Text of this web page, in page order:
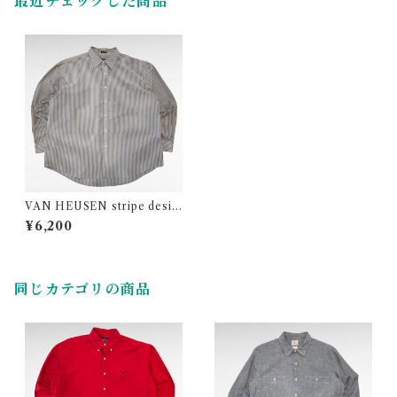
VAN HEUSEN stripe desig
n polyester cotton shirt
¥6,200
同じカテゴリの商品